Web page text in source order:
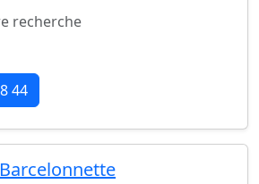
recherche
44